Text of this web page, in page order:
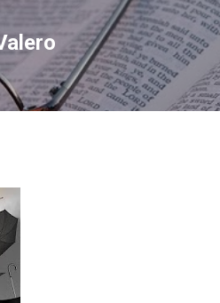
Ir al contenido principal